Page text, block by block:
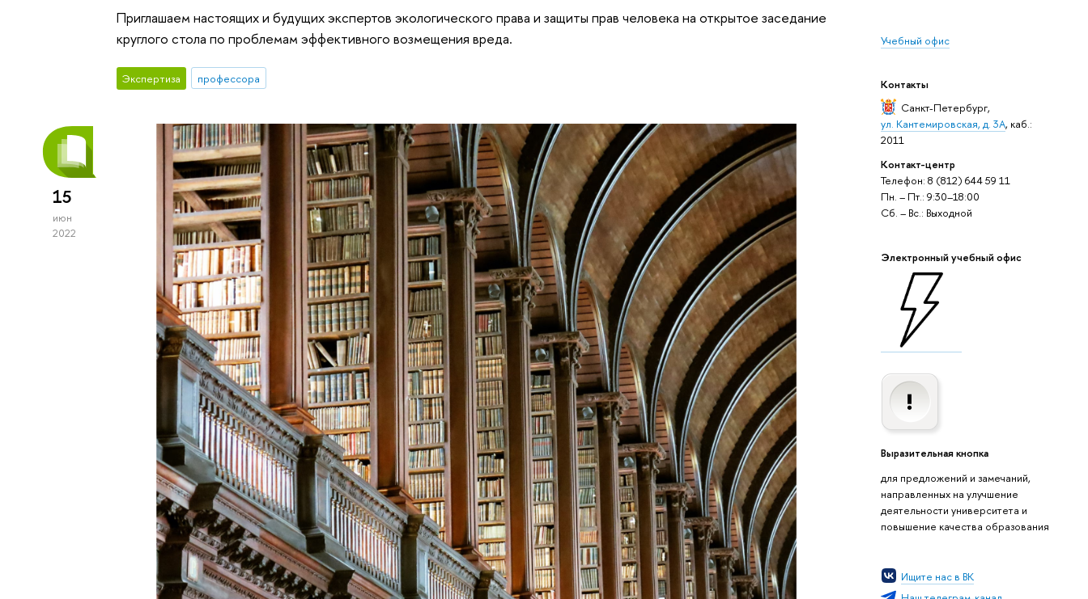
Учебный офис
Контакты
Санкт-Петербург,
ул. Кантемировская, д. 3А, каб.:
2011
Контакт-центр
Телефон: 8 (812) 644 59 11
Пн. – Пт.: 9:30–18:00
Сб. – Вс.: Выходной
Электронный учебный офис
Выразительная кнопка
для предложений и замечаний,
направленных на улучшение
деятельности университета и
повышение качества образования
Ищите нас в ВК
Приглашаем настоящих и будущих экспертов экологического права и защиты прав человека на открытое заседание
круглого стола по проблемам эффективного возмещения вреда.
Экспертиза профессора
15
июн
2022